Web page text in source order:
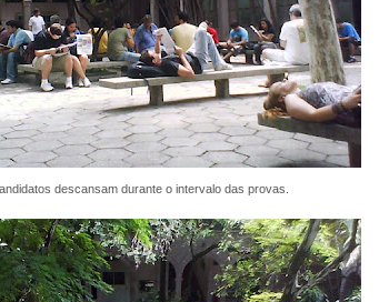
descansam durante o intervalo das provas.